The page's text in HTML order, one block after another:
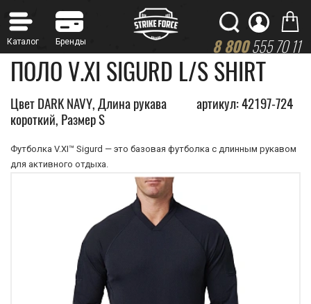
8 800555 70 11
ПОЛО V.XI SIGURD L/S SHIRT
Цвет DARK NAVY, Длина рукава
короткий, Размер S
артикул: 42197-724
Футболка V.XI™ Sigurd — это базовая футболка c длинным рукавом
для активного отдыха.